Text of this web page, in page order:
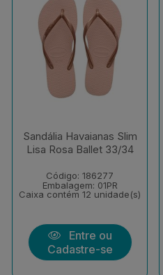
Sandália Havaianas Slim
Lisa Rosa Ballet 33/34
Código: 186277
Embalagem: 01PR
Caixa contém 12 unidade(s)
Entre ou
Cadastre-se